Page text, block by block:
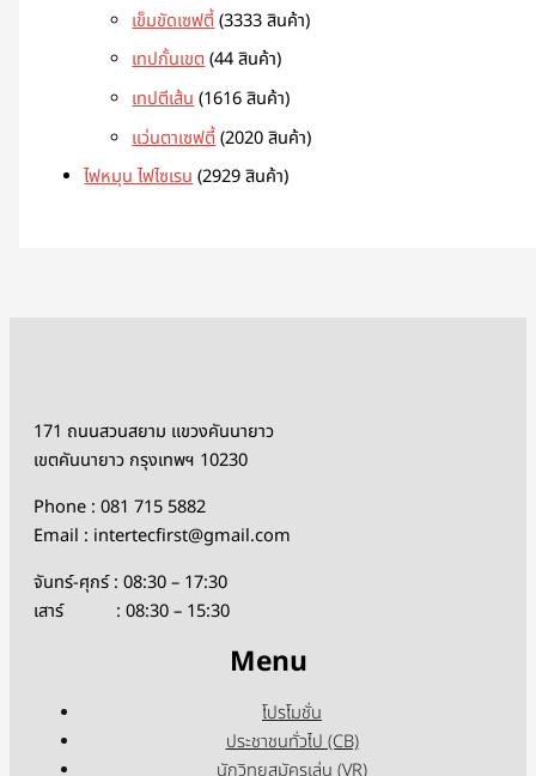
เข็มขัดเซฟตี้ 3333 สินค้า
เทปกั้นเขต 44 สินค้า
เทปตีเส้น 1616 สินค้า
แว่นตาเซฟตี้ 2020 สินค้า
ไฟหมุน ไฟไซเรน 2929 สินค้า
171 ถนนสวนสยาม แขวงคันนายาว
เขตคันนายาว กรุงเทพฯ 10230
Phone : 081 715 5882
Email : intertecfirst@gmail.com
จันทร์-ศุกร์ : 08:30 – 17:30
เสาร์ : 08:30 – 15:30
Menu
โปรโมชั่น
ประชาชนทั่วไป (CB)